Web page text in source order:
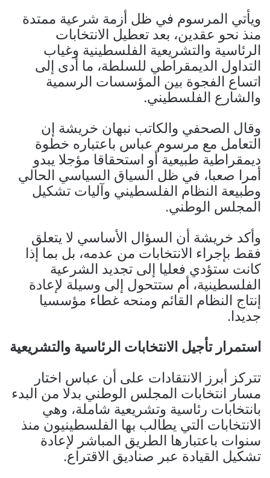
ويأتي المرسوم في ظل أزمة شرعية ممتدة
منذ نحو عقدين، بعد تعطيل الانتخابات
الرئاسية والتشريعية الفلسطينية وغياب
التداول الديمقراطي للسلطة، ما أدى إلى
اتساع الفجوة بين المؤسسات الرسمية
والشارع الفلسطيني.
وقال الصحفي والكاتب نبهان خريشة إن
التعامل مع مرسوم عباس باعتباره خطوة
ديمقراطية طبيعية أو استحقاقا مؤجلا يبدو
أمرا صعبا، في ظل السياق السياسي الحالي
وطبيعة النظام الفلسطيني وآليات تشكيل
المجلس الوطني.
وأكد خريشة أن السؤال الأساسي لا يتعلق
فقط بإجراء الانتخابات من عدمه، بل بما إذا
كانت ستؤدي فعليا إلى تجديد الشرعية
الفلسطينية، أم ستتحول إلى وسيلة لإعادة
إنتاج النظام القائم ومنحه غطاء مؤسسيا
جديدا.
استمرار تأجيل الانتخابات الرئاسية والتشريعية
تتركز أبرز الانتقادات على أن عباس اختار
مسار انتخابات المجلس الوطني بدلا من البدء
بانتخابات رئاسية وتشريعية شاملة، وهي
الانتخابات التي يطالب بها الفلسطينيون منذ
سنوات باعتبارها الطريق المباشر لإعادة
تشكيل القيادة عبر صناديق الاقتراع.